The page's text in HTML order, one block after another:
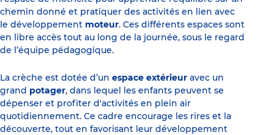
chemin donné et pratiquer des activités en lien avec
le développement moteur. Ces différents espaces sont
en libre accès tout au long de la journée, sous le regard
de l’équipe pédagogique.
La crèche est dotée d’un espace extérieur avec un
grand potager, dans lequel les enfants peuvent se
dépenser et profiter d'activités en plein air
quotidiennement. Ce cadre encourage les rires et la
découverte, tout en favorisant leur développement